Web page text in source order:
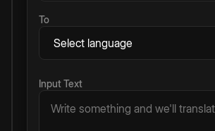
To
Input Text